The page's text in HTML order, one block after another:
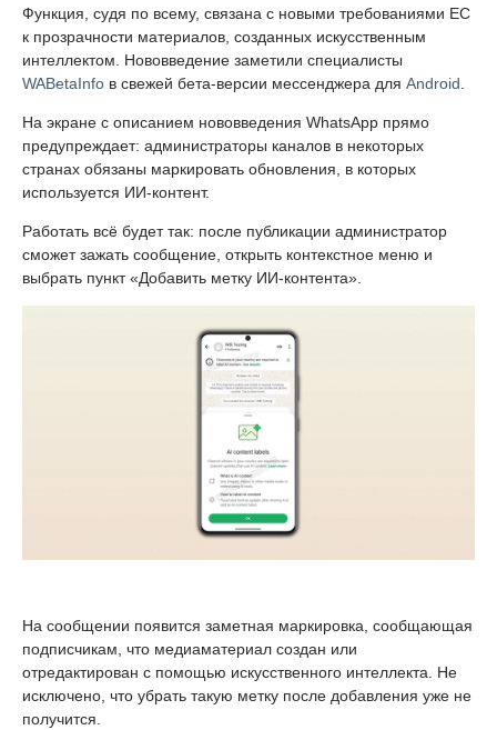
Функция, судя по всему, связана с новыми требованиями ЕС
к прозрачности материалов, созданных искусственным
интеллектом. Нововведение заметили специалисты
WABetaInfo в свежей бета-версии мессенджера для Android
На экране с описанием нововведения WhatsApp прямо
предупреждает: администраторы каналов в некоторых
странах обязаны маркировать обновления, в которых
используется ИИ-контент.
Работать всё будет так: после публикации администратор
сможет зажать сообщение, открыть контекстное меню и
выбрать пункт «Добавить метку ИИ-контента».
На сообщении появится заметная маркировка, сообщающая
подписчикам, что медиаматериал создан или
отредактирован с помощью искусственного интеллекта. Не
исключено, что убрать такую метку после добавления уже не
получится.